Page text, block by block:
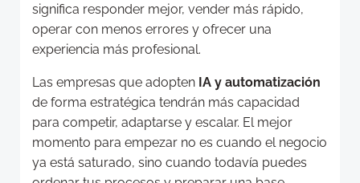
significa responder mejor, vender más rápido,
operar con menos errores y ofrecer una
experiencia más profesional.
Las empresas que adopten IA y automatización
de forma estratégica tendrán más capacidad
para competir, adaptarse y escalar. El mejor
momento para empezar no es cuando el negocio
ya está saturado, sino cuando todavía puedes